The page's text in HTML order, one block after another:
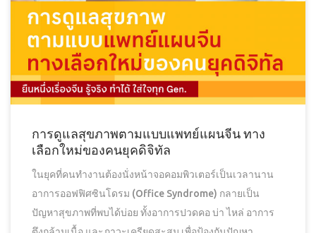
การดูแลสุขภาพตามแบบแพทย์แผนจีน ทาง
เลือกใหม่ของคนยุคดิจิทัล
ในยุคที่คนทำงานต้องนั่งหน้าจอคอมพิวเตอร์เป็นเวลานาน
อาการออฟฟิศซินโดรม (Office Syndrome) กลายเป็น
ปัญหาสุขภาพที่พบได้บ่อย ทั้งอาการปวดคอ บ่า ไหล่ อาการ